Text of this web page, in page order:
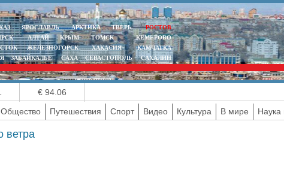
ЯРОСЛАВЛЬ АРКТИКА ТВЕРЬ
РОСТОВ
АЛТАЙ КРЫМ ТОМСК
КЕМЕРОВО
ЖЕЛЕЗНОГОРСК ХАКАСИЯ
КАМЧАТКА
ЗАБАЙКАЛЬЕ САХА СЕВАСТОПОЛЬ САХАЛИН
€ 94.06
Общество Путешествия Спорт Видео Культура В мире Наука
ветра